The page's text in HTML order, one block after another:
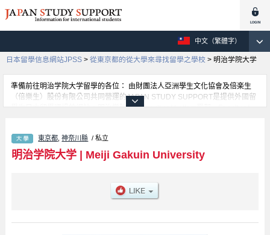
中文（繁體字）
日本留學信息網站JPSS > 從東京都的從大學來尋找留學之學校 > 明治学院大学
準備前往明治学院大学留學的各位： 由財團法人亞洲學生文化協會及倍楽生
（倍樂生）股份有限公司共同營運的JAPAN STUDY SUPPORT是提供外國留
學生日本留學資訊的網站。明治学院大学Faculty of Letters學部、Faculty of
Faculty of Mathematical Informatics學部等等，各科系的詳細資訊都分別刊載
在此網站。有需要明治学院大学留學資訊的各位同學，請多多利用此網站查
詢。另外，此網站上也有刊載約招收留學生的1300所大學、大學院、短大、專
東京都 ,神奈川縣 / 私立
明治学院大学| Meiji Gakuin University